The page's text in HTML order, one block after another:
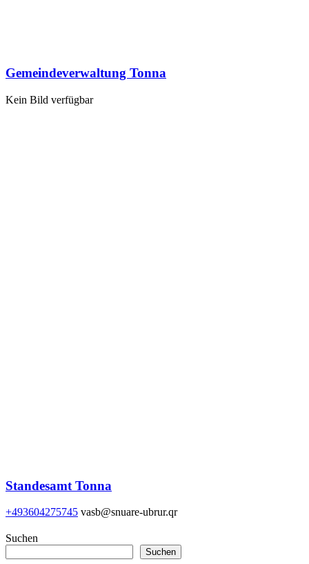
Gemeindeverwaltung Tonna
Kein Bild verfügbar
Standesamt Tonna
+493604275745 vasb@snuare-ubrur.qr
Suchen
Suchen